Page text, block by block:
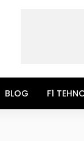
BLOG F1